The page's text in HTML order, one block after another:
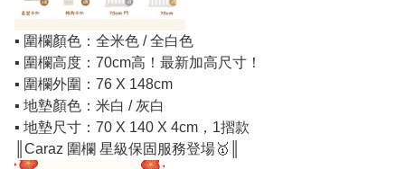
▪️ 圍欄顏色：全米色 / 全白色
▪️ 圍欄高度：70cm高！最新加高尺寸！
▪️ 圍欄外圍：76 X 148cm
▪️ 地墊顏色：米白 / 灰白
▪️ 地墊尺寸：70 X 140 X 4cm，1摺款
║Caraz 圍欄 星級保固服務登場🥇║